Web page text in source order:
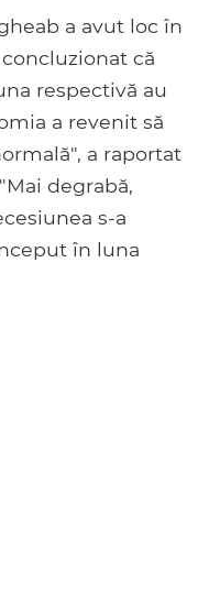
a avut loc în
că
respectivă au
a revenit să
a raportat
degrabă,
s-a
în luna